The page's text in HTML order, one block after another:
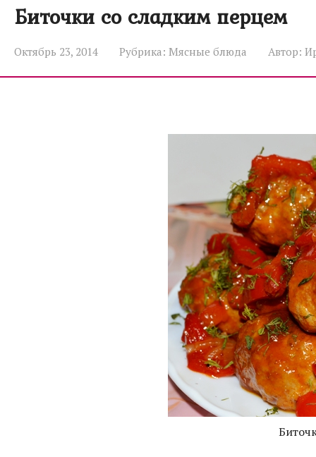
Биточки со сладким перцем
Октябрь 23, 2014 Рубрика: Мясные блюда Автор: